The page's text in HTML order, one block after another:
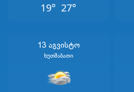
19° 27°
13 Აგვისტო
Ხუთშაბათი